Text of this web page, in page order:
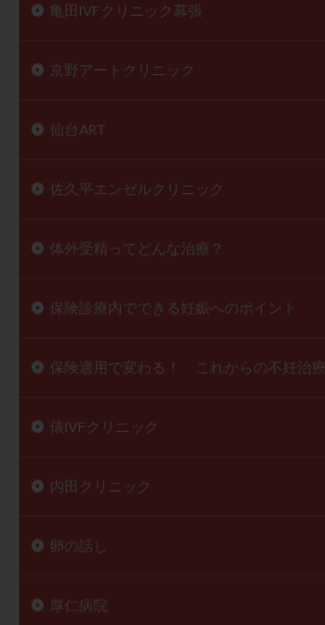
亀田IVFクリニック幕張
京野アートクリニック
仙台ART
佐久平エンゼルクリニック
体外受精ってどんな治療？
保険診療内でできる妊娠へのポイント
保険適用で変わる！ これからの不妊治療
俵IVFクリニック
内田クリニック
卵の話し
厚仁病院